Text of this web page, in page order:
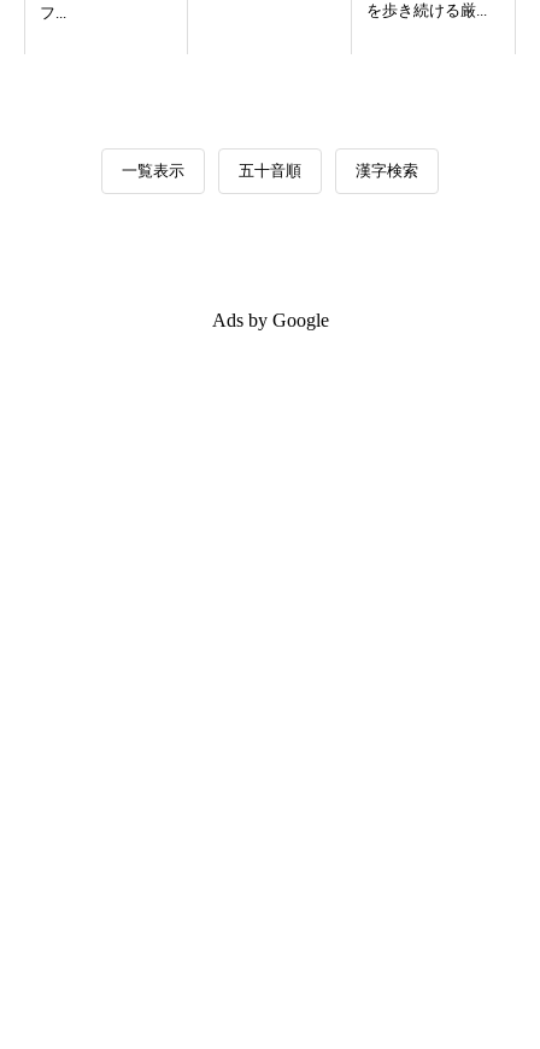
フ...
を歩き続ける厳...
一覧表示 五十音順 漢字検索
Ads by Google